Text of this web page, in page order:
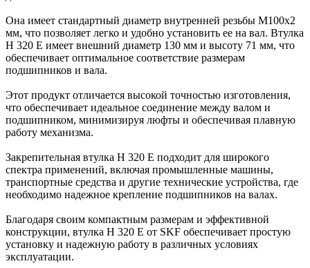
Она имеет стандартный диаметр внутренней резьбы M100x2
мм, что позволяет легко и удобно установить ее на вал. Втулка
H 320 E имеет внешний диаметр 130 мм и высоту 71 мм, что
обеспечивает оптимальное соответствие размерам
подшипников и вала.
Этот продукт отличается высокой точностью изготовления,
что обеспечивает идеальное соединение между валом и
подшипником, минимизируя люфты и обеспечивая плавную
работу механизма.
Закрепительная втулка H 320 E подходит для широкого
спектра применений, включая промышленные машины,
транспортные средства и другие технические устройства, где
необходимо надежное крепление подшипников на валах.
Благодаря своим компактным размерам и эффективной
конструкции, втулка H 320 E от SKF обеспечивает простую
установку и надежную работу в различных условиях
эксплуатации.